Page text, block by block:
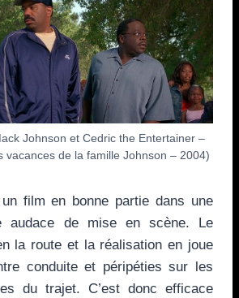
Johnson et Cedric the Entertainer –
vacances de la famille Johnson – 2004)
film en bonne partie dans une
audace de mise en scène. Le
la route et la réalisation en joue
conduite et péripéties sur les
du trajet. C’est donc efficace